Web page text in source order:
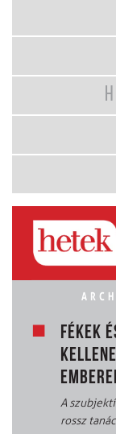
FÉKEK
A
rossz